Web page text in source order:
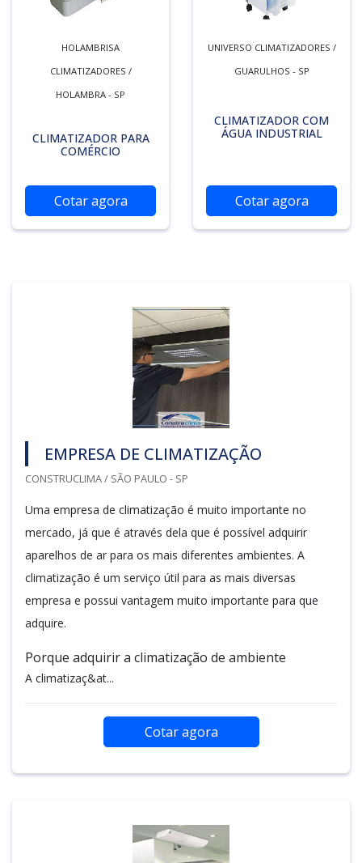
HOLAMBRISA
CLIMATIZADORES /
HOLAMBRA - SP
CLIMATIZADOR PARA
COMÉRCIO
Cotar agora
UNIVERSO CLIMATIZADORES /
GUARULHOS - SP
CLIMATIZADOR COM
ÁGUA INDUSTRIAL
Cotar agora
EMPRESA DE CLIMATIZAÇÃO
CONSTRUCLIMA / SÃO PAULO - SP
Uma empresa de climatização é muito importante no
mercado, já que é através dela que é possível adquirir
aparelhos de ar para os mais diferentes ambientes. A
climatização é um serviço útil para as mais diversas
empresa e possui vantagem muito importante para que
adquire.
Porque adquirir a climatização de ambiente
A climatizaç&at...
Cotar agora